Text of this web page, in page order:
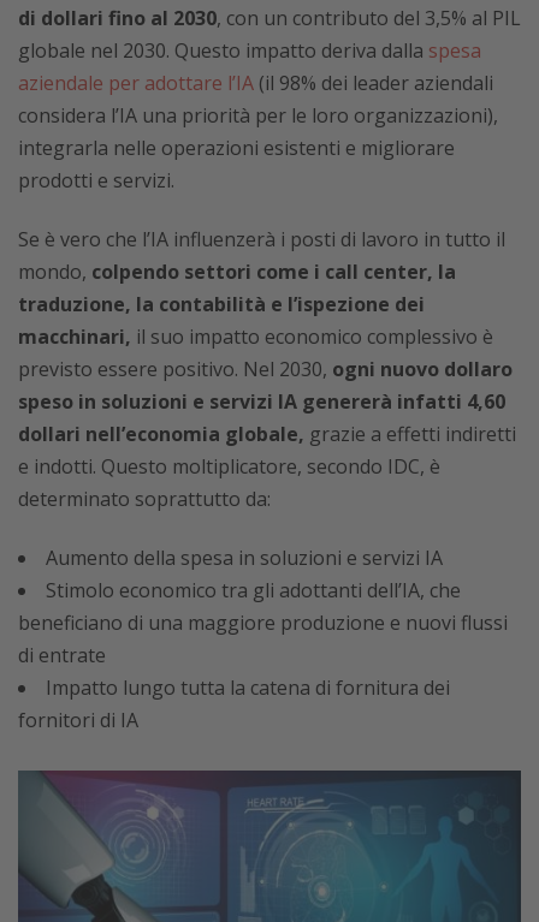
di dollari fino al 2030, con un contributo del 3,5% al PIL
globale nel 2030. Questo impatto deriva dalla spesa
aziendale per adottare l’IA (il 98% dei leader aziendali
considera l’IA una priorità per le loro organizzazioni),
integrarla nelle operazioni esistenti e migliorare
prodotti e servizi.
Se è vero che l’IA influenzerà i posti di lavoro in tutto il
mondo, colpendo settori come i call center, la
traduzione, la contabilità e l’ispezione dei
macchinari, il suo impatto economico complessivo è
previsto essere positivo. Nel 2030, ogni nuovo dollaro
speso in soluzioni e servizi IA genererà infatti 4,60
dollari nell’economia globale, grazie a effetti indiretti
e indotti. Questo moltiplicatore, secondo IDC, è
determinato soprattutto da:
Aumento della spesa in soluzioni e servizi IA
Stimolo economico tra gli adottanti dell’IA, che
beneficiano di una maggiore produzione e nuovi flussi
di entrate
Impatto lungo tutta la catena di fornitura dei
fornitori di IA